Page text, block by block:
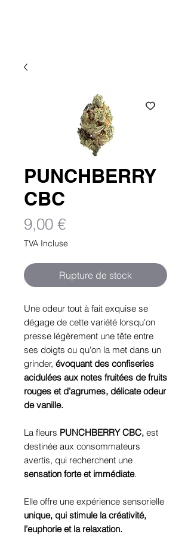
PUNCHBERRY
CBC
9,00 €Prix
TVA Incluse
Rupture de stock
Une odeur tout à fait exquise se
dégage de cette variété lorsqu'on
presse légèrement une tête entre
ses doigts ou qu'on la met dans un
grinder, évoquant des confiseries
acidulées aux notes fruitées de fruits
rouges et d'agrumes, délicate odeur
de vanille.
La fleurs PUNCHBERRY CBC, est
destinée aux consommateurs
avertis, qui recherchent une
sensation forte et immédiate.
Elle offre une expérience sensorielle
unique, qui stimule la créativité,
l’euphorie et la relaxation.